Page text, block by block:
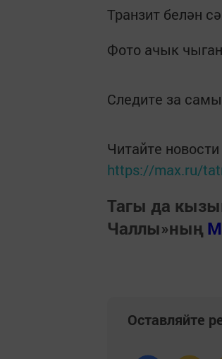
Транзит белән
Фото ачык
Следите за
Читайте
https://max.ru/
Тагы да
Чаллы»ның
Оставляйте